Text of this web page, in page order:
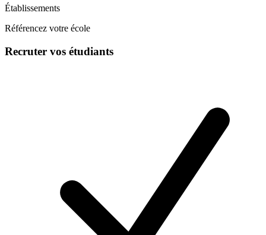
Établissements
Référencez votre école
Recruter vos étudiants